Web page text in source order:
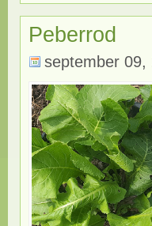
Peberrod
september 09,